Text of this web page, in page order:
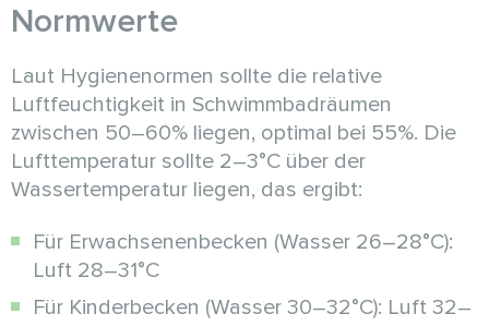
Normwerte
Laut Hygienenormen sollte die relative
Luftfeuchtigkeit in Schwimmbadräumen
zwischen 50–60% liegen, optimal bei 55%. Die
Lufttemperatur sollte 2–3°C über der
Wassertemperatur liegen, das ergibt:
Für Erwachsenenbecken (Wasser 26–28°C):
Luft 28–31°C
Für Kinderbecken (Wasser 30–32°C): Luft 32–